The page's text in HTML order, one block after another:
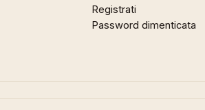
Registrati
Password dimenticata